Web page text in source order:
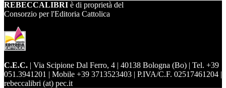
REBECCALIBRI è di proprietà del
Consorzio per l'Editoria Cattolica
C.E.C. | Via Scipione Dal Ferro, 4 | 40138 Bologna (Bo) | Tel. +39
051.3941201 | Mobile +39 3713523403 | P.IVA/C.F. 02517461204 |
rebeccalibri (at) pec.it